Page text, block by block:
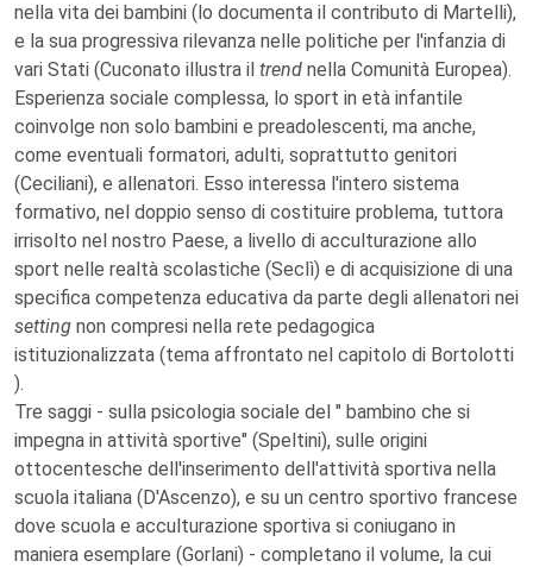
nella vita dei bambini (lo documenta il contributo di Martelli),
e la sua progressiva rilevanza nelle politiche per l'infanzia di
vari Stati (Cuconato illustra il trend nella Comunità Europea).
Esperienza sociale complessa, lo sport in età infantile
coinvolge non solo bambini e preadolescenti, ma anche,
come eventuali formatori, adulti, soprattutto genitori
(Ceciliani), e allenatori. Esso interessa l'intero sistema
formativo, nel doppio senso di costituire problema, tuttora
irrisolto nel nostro Paese, a livello di acculturazione allo
sport nelle realtà scolastiche (Seclì) e di acquisizione di una
specifica competenza educativa da parte degli allenatori nei
setting non compresi nella rete pedagogica
istituzionalizzata (tema affrontato nel capitolo di Bortolotti
).
Tre saggi - sulla psicologia sociale del " bambino che si
impegna in attività sportive" (Speltini), sulle origini
ottocentesche dell'inserimento dell'attività sportiva nella
scuola italiana (D'Ascenzo), e su un centro sportivo francese
dove scuola e acculturazione sportiva si coniugano in
maniera esemplare (Gorlani) - completano il volume, la cui